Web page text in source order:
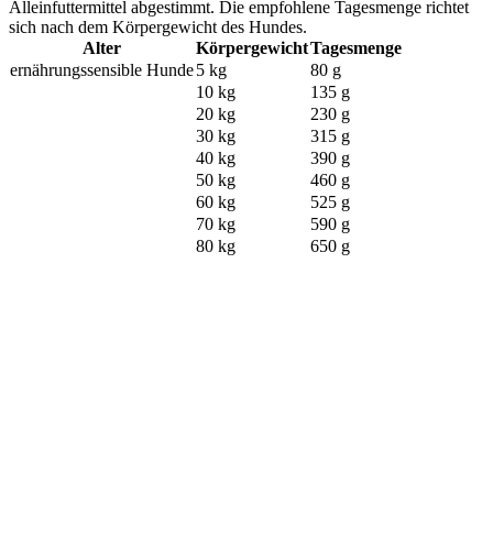
Alleinfuttermittel abgestimmt. Die empfohlene Tagesmenge richtet
sich nach dem Körpergewicht des Hundes.
Alter
KörpergewichtTagesmenge
ernährungssensible Hunde5 kg
80 g
10 kg
135 g
20 kg
230 g
30 kg
315 g
40 kg
390 g
50 kg
460 g
60 kg
525 g
70 kg
590 g
80 kg
650 g